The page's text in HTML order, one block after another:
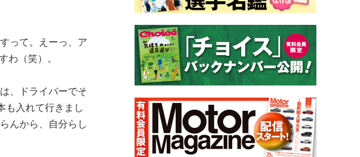
って。えーっ、ア
（笑）。
、ドライバーでそ
も入れて行きまし
んから、自分らし